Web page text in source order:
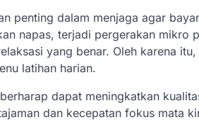
penting dalam menjaga agar
napas, terjadi pergerakan mikro
yang benar. Oleh karena
latihan harian.
dapat meningkatkan
dan kecepatan fokus mata